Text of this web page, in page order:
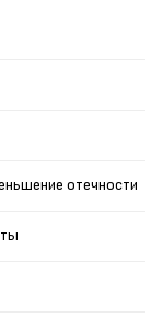
отечности